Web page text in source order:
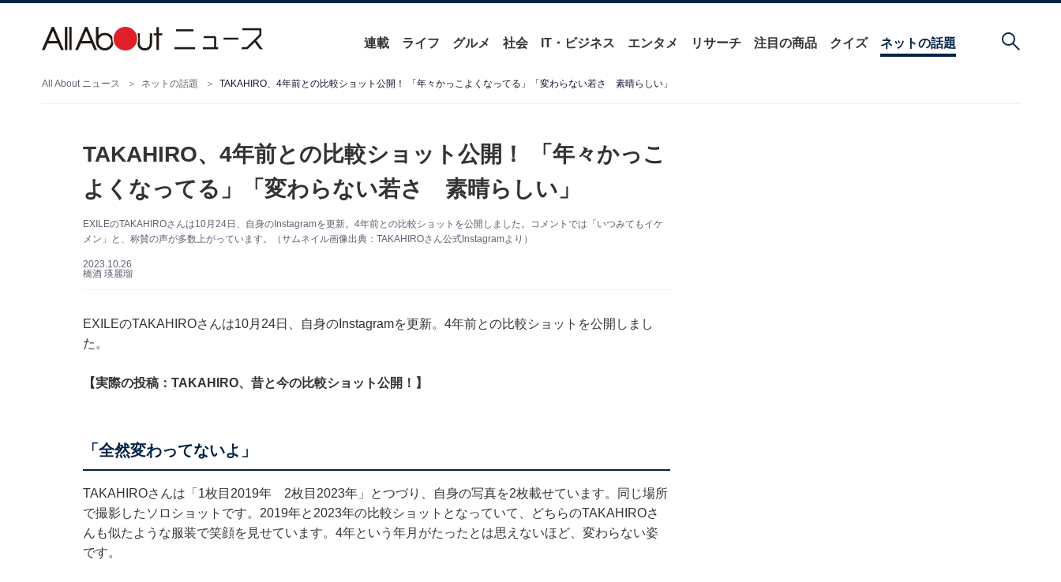
連載 ライフ グルメ 社会 IT・ビジネス エンタメ リサーチ 注目の商品 クイズ ネットの話題
All About ニュース ネットの話題 TAKAHIRO、4年前との比較ショット公開！ 「年々かっこよくなってる」「変わらない若さ 素晴らしい」
TAKAHIRO、4年前との比較ショット公開！ 「年々かっこ
よくなってる」「変わらない若さ 素晴らしい」
EXILEのTAKAHIROさんは10月24日、自身のInstagramを更新。4年前との比較ショットを公開しました。コメントでは「いつみてもイケ
メン」と、称賛の声が多数上がっています。（サムネイル画像出典：TAKAHIROさん公式Instagramより）
2023.10.26
橋酒 瑛麗瑠
EXILEのTAKAHIROさんは10月24日、自身のInstagramを更新。4年前との比較ショットを公開しまし
た。
【実際の投稿：TAKAHIRO、昔と今の比較ショット公開！】
「全然変わってないよ」
TAKAHIROさんは「1枚目2019年 2枚目2023年」とつづり、自身の写真を2枚載せています。同じ場所
で撮影したソロショットです。2019年と2023年の比較ショットとなっていて、どちらのTAKAHIROさ
んも似たような服装で笑顔を見せています。4年という年月がたったとは思えないほど、変わらない姿
です。